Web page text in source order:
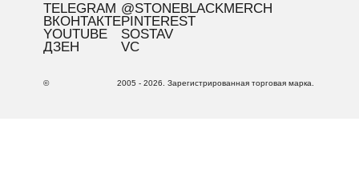
TELEGRAM
ВКОНТАКТЕ
YOUTUBE
ДЗЕН
@STONEBLACKMERCH
PINTEREST
SOSTAV
VC
© 2005 - 2026. Зарегистрированная торговая марка.